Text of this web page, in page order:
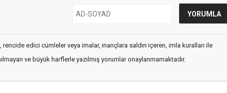
rencide edici cümleler veya imalar, inançlara saldırı içeren, imla kuralları ile
ve büyük harflerle yazılmış yorumlar onaylanmamaktadır.